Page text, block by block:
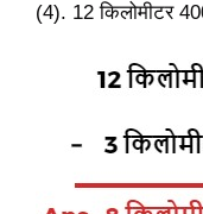
(4). 12 किलोमीटर